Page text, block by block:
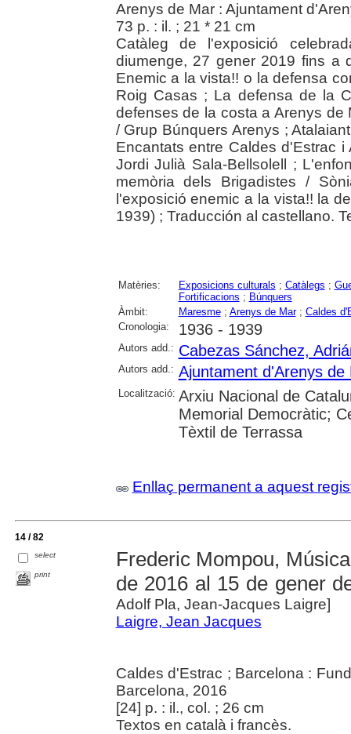
Arenys de Mar : Ajuntament
73 p. : il. ; 21 * 21 cm
Catàleg de l'exposició
diumenge, 27 gener 2019 fins a
Enemic a la vista!! o la defensa
Roig Casas ; La defensa de la
defenses de la costa a Arenys de
/ Grup Búnquers Arenys ;
Encantats entre Caldes d'Estrac
Jordi Julià Sala-Bellsolell ;
memòria dels Brigadistes /
l'exposició enemic a la vista!! la
1939) ; Traducción al castellano.
Matèries: Exposicions culturals ; Catàlegs ;
Fortificacions ; Búnquers
Àmbit:
Maresme; Arenys de Mar; Caldes
Cronologia:
1936 - 1939
Autors add.: Cabezas Sánchez,
Autors add.: Ajuntament d'Arenys de
Localització: Arxiu Nacional de
Memorial Democràtic;
Tèxtil de Terrassa
Enllaç permanent a aquest
14 / 82
select
print
Frederic Mompou,
de 2016 al 15 de gener
Adolf Pla, Jean-Jacques Laigre]
Laigre, Jean Jacques
Caldes d'Estrac ; Barcelona :
Barcelona, 2016
[24] p. : il., col. ; 26 cm
Textos en català i francès.